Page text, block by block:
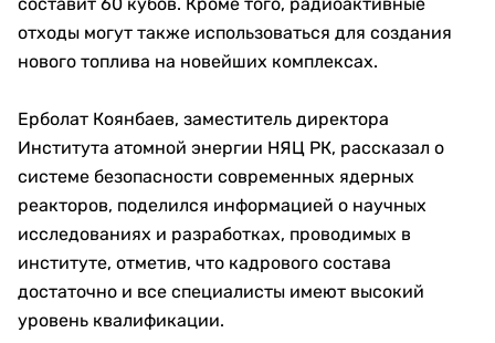
отходы могут также использоваться для создания
нового топлива на новейших комплексах.
Ерболат Коянбаев, заместитель директора
Института атомной энергии НЯЦ РК, рассказал о
системе безопасности современных ядерных
реакторов, поделился информацией о научных
исследованиях и разработках, проводимых в
институте, отметив, что кадрового состава
достаточно и все специалисты имеют высокий
уровень квалификации.